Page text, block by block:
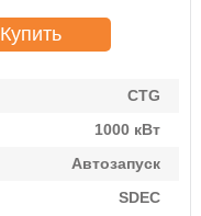
Купить
CTG
1000 кВт
Автозапуск
SDEC